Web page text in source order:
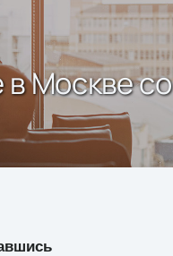
Москве со